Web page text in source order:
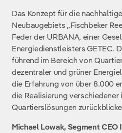
Das Konzept für die
Neubaugebiets „Fischbeker
Feder der URBANA, einer
Energiedienstleisters GETEC.
führend im Bereich von
dezentraler und grüner
die Erfahrung von über 8.000
die Realisierung
Quartierslösungen
Michael Lowak, Segment